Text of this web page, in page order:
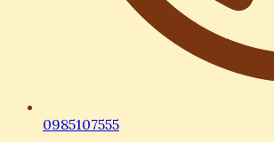
0985107555